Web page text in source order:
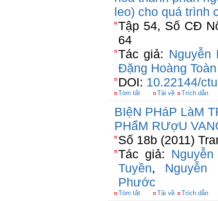
leo) cho quá trình
Tập 54, Số CĐ
64
Tác giả: Nguyễn
Đặng Hoàng Toàn
DOI: 10.22144/
Tóm tắt Tải về Trích dẫn
BIệN PHáP LàM
PHẩM RƯợU
Số 18b (2011)
Tác giả:
Tuyền, Nguyễn
Phước
Tóm tắt Tải về Trích dẫn